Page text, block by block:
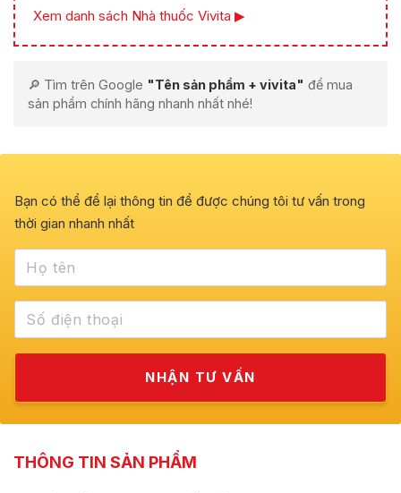
Xem danh sách Nhà thuốc Vivita ▶
🔎 Tìm trên Google "Tên sản phẩm + vivita" để mua
sản phẩm chính hãng nhanh nhất nhé!
Bạn có thể để lại thông tin để được chúng tôi tư vấn trong
thời gian nhanh nhất
THÔNG TIN SẢN PHẨM